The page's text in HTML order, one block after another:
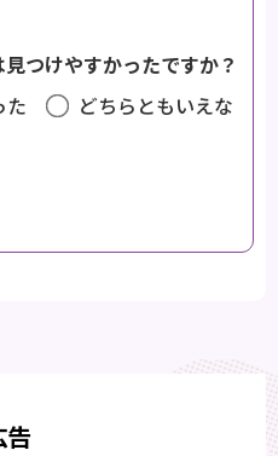
つけやすかったですか？
た
どちらともいえな
告